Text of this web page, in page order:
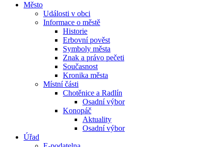
Město
Události v obci
Informace o městě
Historie
Erbovní pověst
Symboly města
Znak a právo pečeti
Současnost
Kronika města
Místní části
Chotěnice a Radlín
Osadní výbor
Konopáč
Aktuality
Osadní výbor
Úřad